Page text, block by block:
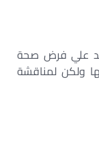
علي فرض صحة
ولكن لمناقشة